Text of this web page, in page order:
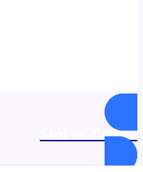
Stát se členem